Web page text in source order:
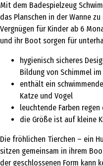
Mit dem Badespielzeug
das Planschen in der Wanne
Vergnügen für Kinder ab 6
und ihr Boot sorgen für
hygienisch sicheres
Bildung von Schimmel im
enthält ein
Katze und Vogel
leuchtende Farben
die Größe ist auf kleine
Die fröhlichen Tierchen – ein
sitzen gemeinsam in ihrem
der geschlossenen Form kann